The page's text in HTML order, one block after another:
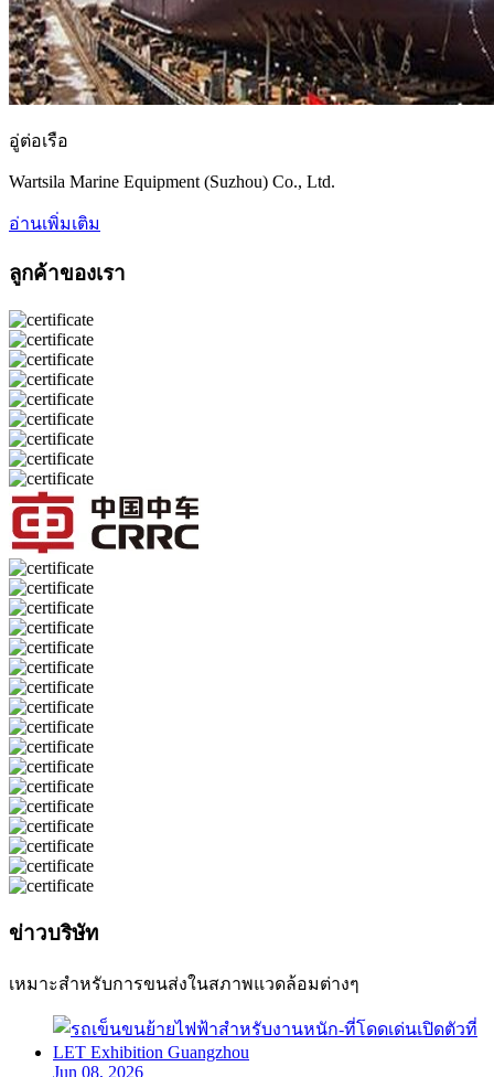
อู่ต่อเรือ
Wartsila Marine Equipment (Suzhou) Co., Ltd.
อ่านเพิ่มเติม
ลูกค้าของเรา
ข่าวบริษัท
เหมาะสำหรับการขนส่งในสภาพแวดล้อมต่างๆ
Jun 08, 2026